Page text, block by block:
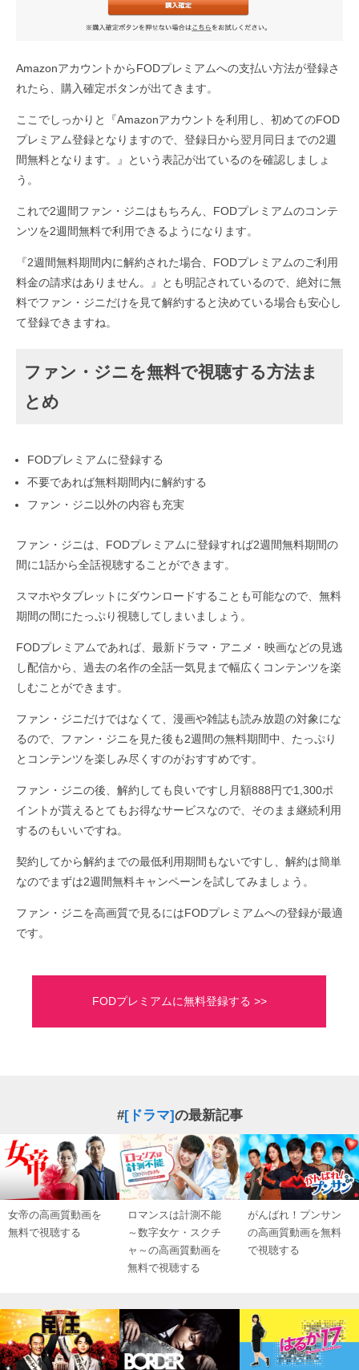
AmazonアカウントからFODプレミアムへの支払い方法が登録さ
れたら、購入確定ボタンが出てきます。
ここでしっかりと『Amazonアカウントを利用し、初めてのFOD
プレミアム登録となりますので、登録日から翌月同日までの2週
間無料となります。』という表記が出ているのを確認しましょ
う。
これで2週間ファン・ジニはもちろん、FODプレミアムのコンテ
ンツを2週間無料で利用できるようになります。
『2週間無料期間内に解約された場合、FODプレミアムのご利用
料金の請求はありません。』とも明記されているので、絶対に無
料でファン・ジニだけを見て解約すると決めている場合も安心し
て登録できますね。
ファン・ジニを無料で視聴する方法ま
とめ
FODプレミアムに登録する
不要であれば無料期間内に解約する
ファン・ジニ以外の内容も充実
ファン・ジニは、FODプレミアムに登録すれば2週間無料期間の
間に1話から全話視聴することができます。
スマホやタブレットにダウンロードすることも可能なので、無料
期間の間にたっぷり視聴してしまいましょう。
FODプレミアムであれば、最新ドラマ・アニメ・映画などの見逃
し配信から、過去の名作の全話一気見まで幅広くコンテンツを楽
しむことができます。
ファン・ジニだけではなくて、漫画や雑誌も読み放題の対象にな
るので、ファン・ジニを見た後も2週間の無料期間中、たっぷり
とコンテンツを楽しみ尽くすのがおすすめです。
ファン・ジニの後、解約しても良いですし月額888円で1,300ポ
イントが貰えるとてもお得なサービスなので、そのまま継続利用
するのもいいですね。
契約してから解約までの最低利用期間もないですし、解約は簡単
なのでまずは2週間無料キャンペーンを試してみましょう。
ファン・ジニを高画質で見るにはFODプレミアムへの登録が最適
です。
FODプレミアムに無料登録する >>
#[ドラマ]の最新記事
女帝の高画質動画を
無料で視聴する
ロマンスは計測不能
～数字女ケ・スクチ
ャ～の高画質動画を
無料で視聴する
がんばれ！プンサン
の高画質動画を無料
で視聴する